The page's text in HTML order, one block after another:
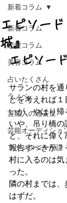
新着コラム
恋愛コラム
美容コラム
占いたくさん
ラノベ
芸能人の過去世
芸能オーディショ
ファンタジー用語
新着コラム
エピソー
城』
エピソー
サランの村を通
とを考えれば１
いが、やはり帰
いや、吊り橋の
と、それに偉く
報告すべきか？
村に入るのは気
った。
隣の村までは
はずだ。